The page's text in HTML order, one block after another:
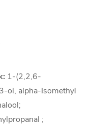
1-(2,2,6-
ol, alpha-Isomethyl
;